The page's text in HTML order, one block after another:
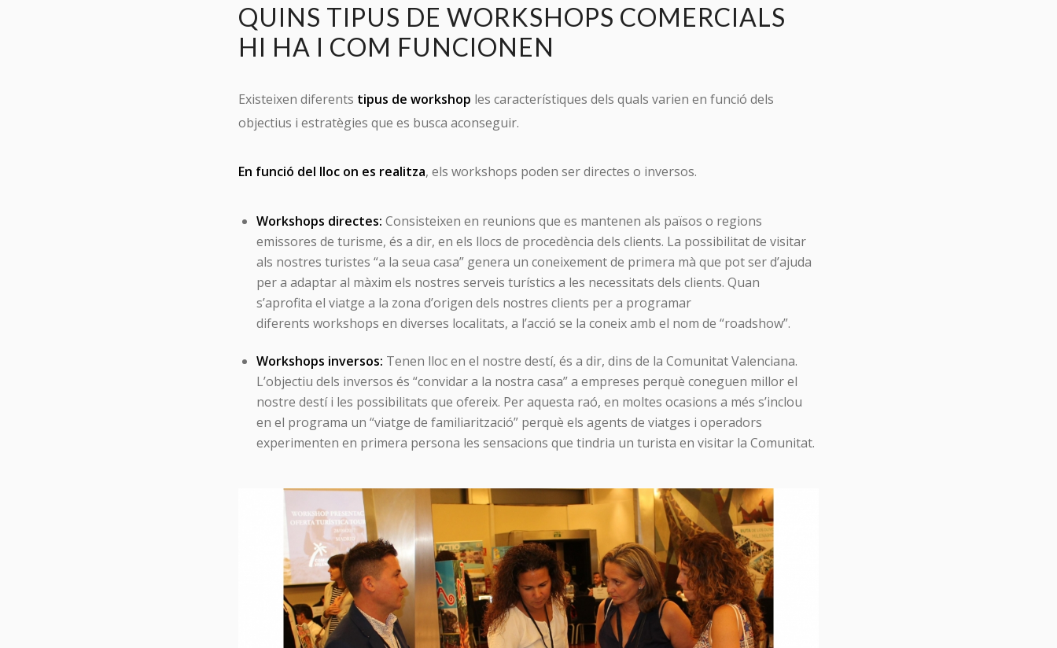
QUINS TIPUS DE WORKSHOPS COMERCIALS
HI HA I COM FUNCIONEN
Existeixen diferents tipus de workshop les característiques dels quals varien en funció dels
objectius i estratègies que es busca aconseguir.
En funció del lloc on es realitza, els workshops poden ser directes o inversos.
Workshops directes: Consisteixen en reunions que es mantenen als països o regions
emissores de turisme, és a dir, en els llocs de procedència dels clients. La possibilitat de visitar
als nostres turistes “a la seua casa” genera un coneixement de primera mà que pot ser d’ajuda
per a adaptar al màxim els nostres serveis turístics a les necessitats dels clients. Quan
s’aprofita el viatge a la zona d’origen dels nostres clients per a programar
diferents workshops en diverses localitats, a l’acció se la coneix amb el nom de “roadshow”.
Workshops inversos: Tenen lloc en el nostre destí, és a dir, dins de la Comunitat Valenciana.
L’objectiu dels inversos és “convidar a la nostra casa” a empreses perquè coneguen millor el
nostre destí i les possibilitats que ofereix. Per aquesta raó, en moltes ocasions a més s’inclou
en el programa un “viatge de familiarització” perquè els agents de viatges i operadors
experimenten en primera persona les sensacions que tindria un turista en visitar la Comunitat.